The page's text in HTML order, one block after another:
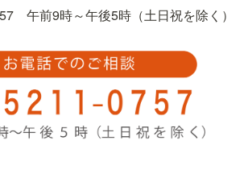
　午前9時～午後5時（土日祝を除く）